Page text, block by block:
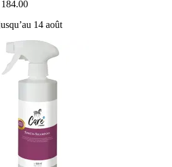
14 août